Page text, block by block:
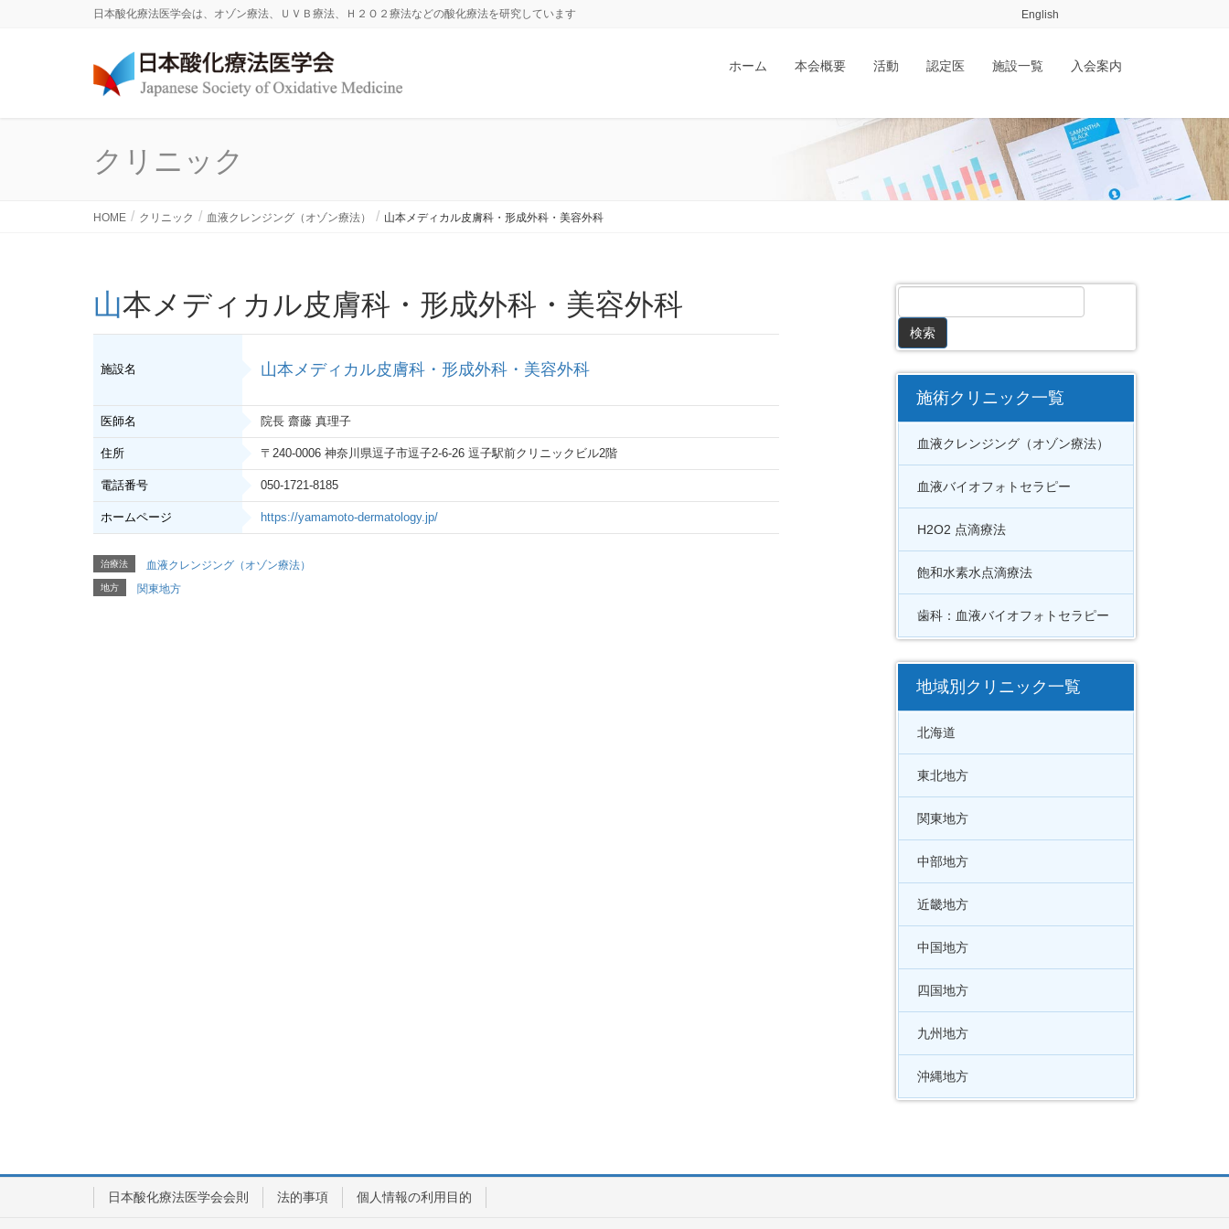
日本酸化療法医学会は、オゾン療法、ＵＶＢ療法、Ｈ２Ｏ２療法などの酸化療法を研究しています English
ホーム 本会概要 活動 認定医 施設一覧 入会案内
クリニック
HOME クリニック 血液クレンジング（オゾン療法） 山本メディカル皮膚科・形成外科・美容外科
山本メディカル皮膚科・形成外科・美容外科
施設名 山本メディカル皮膚科・形成外科・美容外科
医師名 院長 齋藤 真理子
住所 〒240-0006 神奈川県逗子市逗子2-6-26 逗子駅前クリニックビル2階
電話番号 050-1721-8185
ホームページ https://yamamoto-dermatology.jp/
治療法 血液クレンジング（オゾン療法）
地方 関東地方
施術クリニック一覧
血液クレンジング（オゾン療法）
血液バイオフォトセラピー
H2O2 点滴療法
飽和水素水点滴療法
歯科：血液バイオフォトセラピー
地域別クリニック一覧
北海道
東北地方
関東地方
中部地方
近畿地方
中国地方
四国地方
九州地方
沖縄地方
日本酸化療法医学会会則 法的事項 個人情報の利用目的